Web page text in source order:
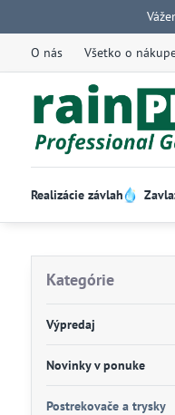
O nás Všetko o
Realizácie závlah
Kategórie
Výpredaj
Novinky v ponuke
Postrekovače a trysky